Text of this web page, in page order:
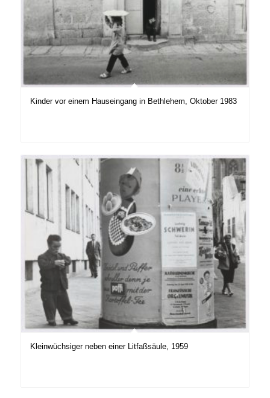
Kinder vor einem Hauseingang in Bethlehem, Oktober 1983
Kleinwüchsiger neben einer Litfaßsäule, 1959